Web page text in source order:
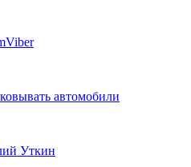
Viber
автомобили
Уткин